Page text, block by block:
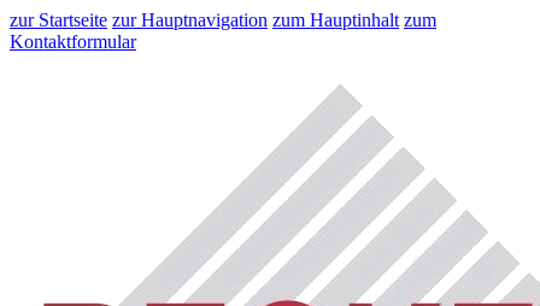
zur Startseite zur Hauptnavigation zum Hauptinhalt zum
Kontaktformular